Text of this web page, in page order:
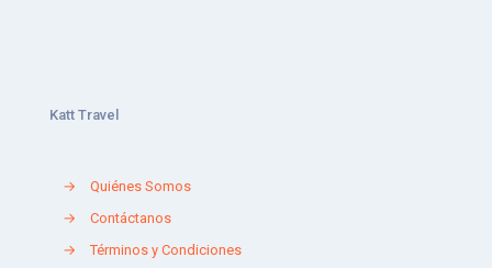
Katt Travel
→
Quiénes Somos
→
Contáctanos
→
Términos y Condiciones